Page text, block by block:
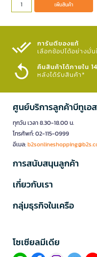
เพิ่มสินค้า
การันตีของแท้
เลือกช้อปได้อย่างมั่น
คืนสินค้าได้ภายใน
หลังได้รับสินค้า*
ศูนย์บริการลูกค้าบีทูเอส
ทุกวัน เวลา 8.30-18.00 น.
โทรศัพท์: 02-115-0999
อีเมล:
การสนับสนุนลูกค้า
เกี่ยวกับเรา
กลุ่มธุรกิจในเครือ
โซเซียลมีเดีย​